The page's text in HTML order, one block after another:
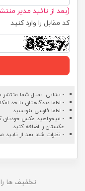
(بعد از تائید مدیر
کد مقابل را وارد کنید
- نشانی ایمیل شما منتشر
- لطفا دیدگاهتان تا حد
- لطفا فارسی بنویسید.
- میخواهید عکس خودتان
عکستان را اضافه کنید.
- نظرات شما بعد از
تخفیف ها